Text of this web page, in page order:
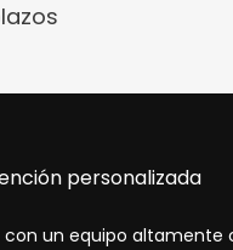
personalizada
un equipo altamente